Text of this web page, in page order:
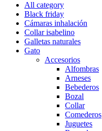
All category
Black friday
Cámaras inhalación
Collar isabelino
Galletas naturales
Gato
Accesorios
Alfombras
Arneses
Bebederos
Bozal
Collar
Comederos
Juguetes